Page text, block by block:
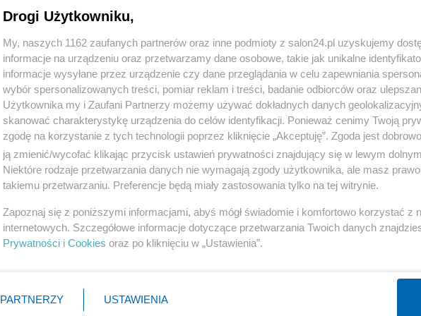
« WRÓĆ DO NOTKI
Polityka
Rosja
PiS
Prezydent
NATO
Gospodarka
Biznes
Pieniądze
Inwestycje
Podatki
Drogi Użytkowniku,
My, naszych 1162 zaufanych partnerów oraz inne podmioty z salon24.pl uzyskujemy
informacje na urządzeniu oraz przetwarzamy dane osobowe, takie jak unikalne
informacje wysyłane przez urządzenie czy dane przeglądania w celu zapewniania
wybór spersonalizowanych treści, pomiar reklam i treści, badanie odbiorców oraz
Użytkownika my i Zaufani Partnerzy możemy używać dokładnych danych
skanować charakterystykę urządzenia do celów identyfikacji. Ponieważ cenimy Twoją
zgodę na korzystanie z tych technologii poprzez kliknięcie „Akceptuję”. Zgoda jest
ją zmienić/wycofać klikając przycisk ustawień prywatności znajdujący się w lewym
Niektóre rodzaje przetwarzania danych nie wymagają zgody użytkownika, ale masz
takiemu przetwarzaniu. Preferencje będą miały zastosowania tylko na tej witrynie.
Zapoznaj się z poniższymi informacjami, abyś mógł świadomie i komfortowo korzystać z
internetowych. Szczegółowe informacje dotyczące przetwarzania Twoich danych
Prywatności i Cookies oraz po kliknięciu w „Ustawienia”.
PARTNERZY USTAWIENIA